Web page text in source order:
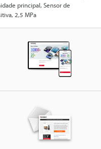
principal, Sensor de
2,5 MPa